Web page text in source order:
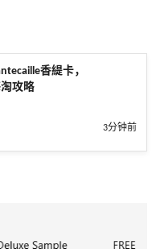
香緹卡，
淘攻略
3分钟前